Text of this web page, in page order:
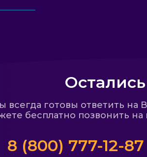
готовы ответить на
бесплатно позвонить
8 (800) 777-12-87